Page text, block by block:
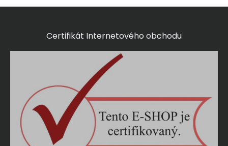
Certifikát Internetového obchodu